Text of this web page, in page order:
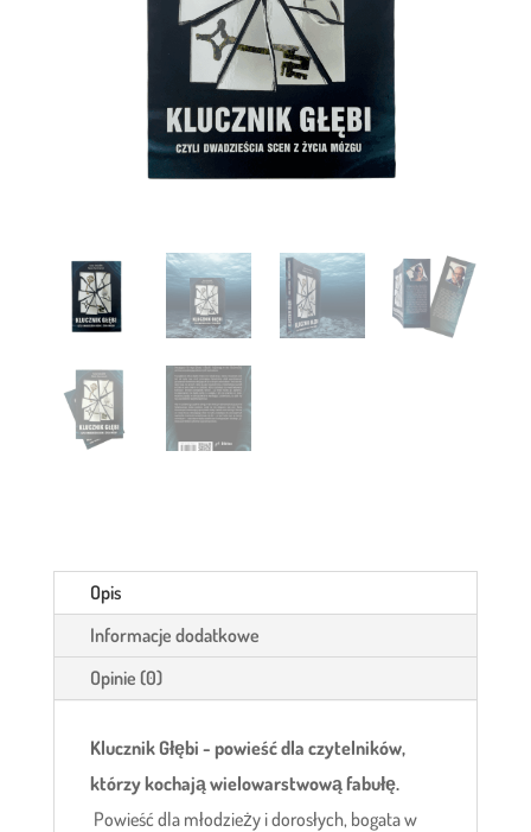
Opis
Informacje dodatkowe
Opinie (0)
Klucznik Głębi - powieść dla czytelników,
którzy kochają wielowarstwową fabułę.
Powieść dla młodzieży i dorosłych, bogata w